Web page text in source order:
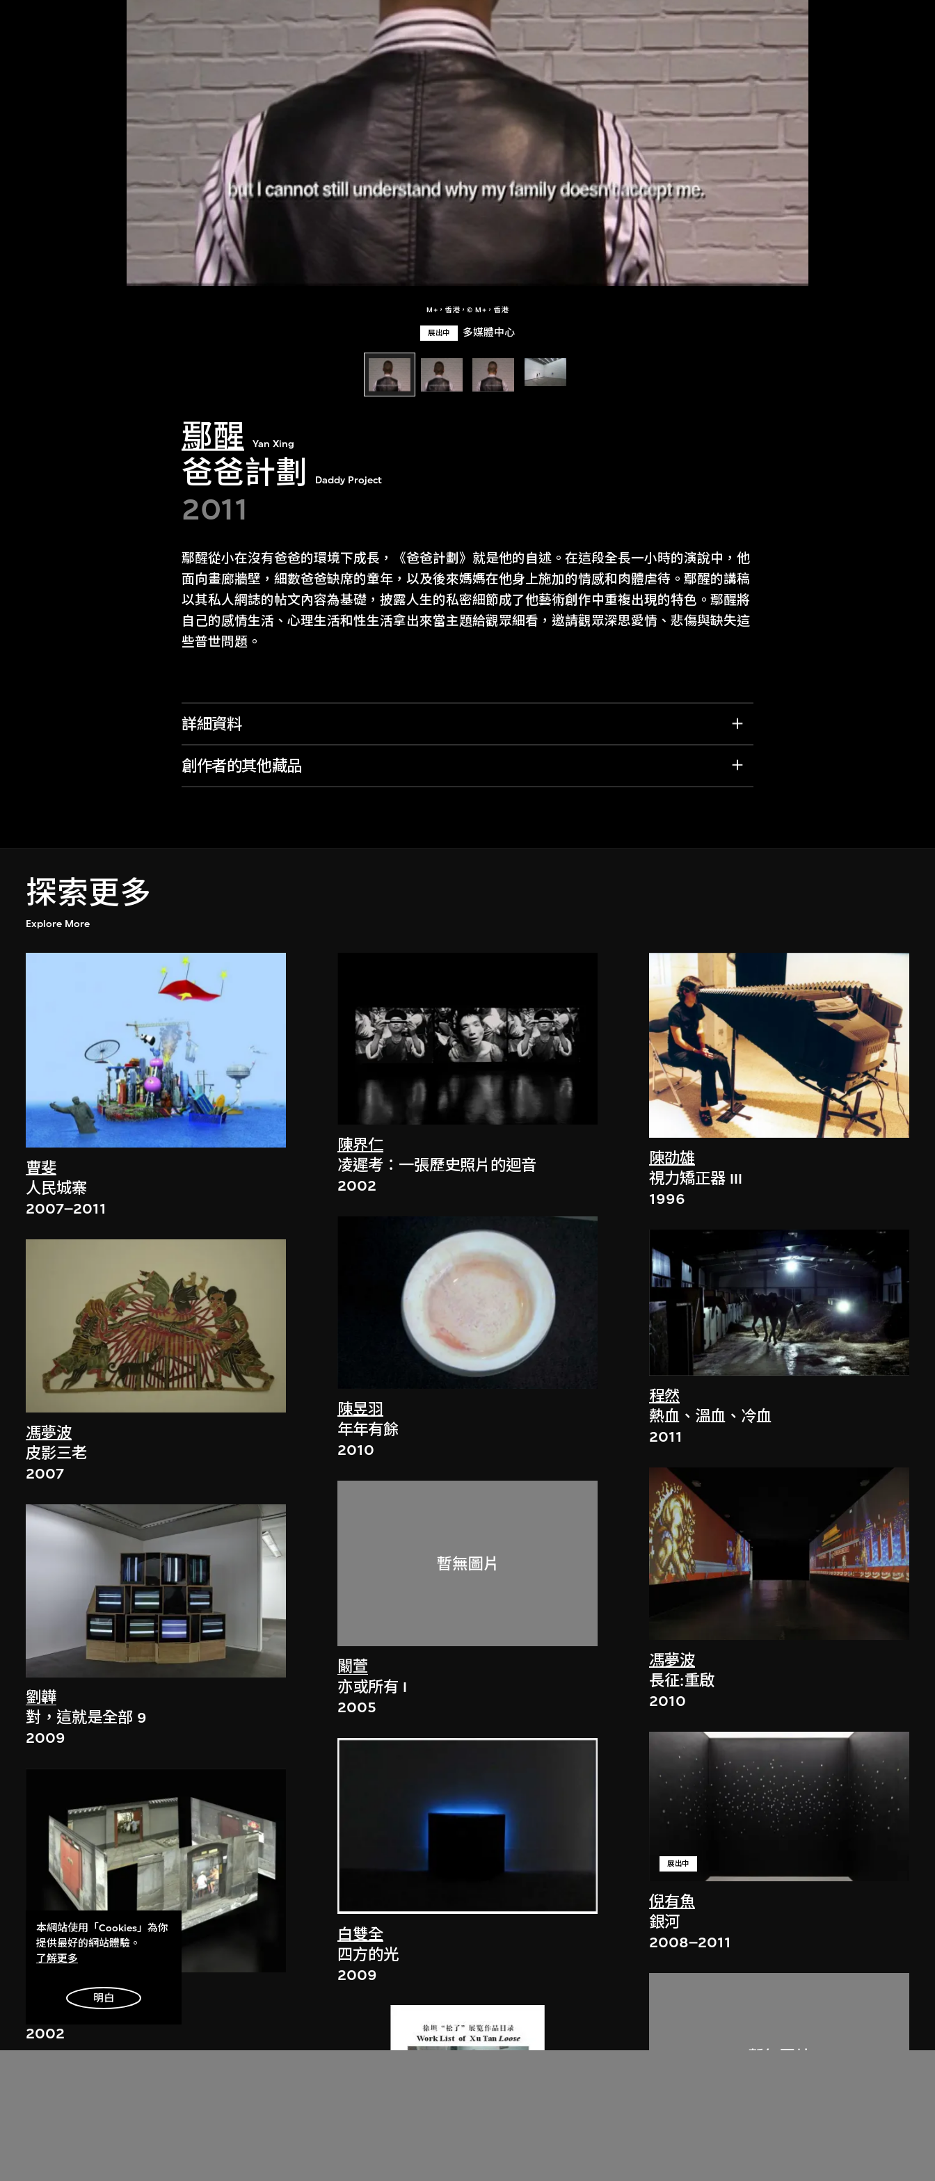
M+，香港，© M+，香港
展出中 多媒體中心
鄢醒 Yan Xing
爸爸計劃 Daddy Project
2011
鄢醒從小在沒有爸爸的環境下成長，《爸爸計劃》就是他的自述。在這段全長一小時的演說中，他
面向畫廊牆壁，細數爸爸缺席的童年，以及後來媽媽在他身上施加的情感和肉體虐待。鄢醒的講稿
以其私人網誌的帖文內容為基礎，披露人生的私密細節成了他藝術創作中重複出現的特色。鄢醒將
自己的感情生活、心理生活和性生活拿出來當主題給觀眾細看，邀請觀眾深思愛情、悲傷與缺失這
些普世問題。
詳細資料
創作者的其他藏品
探索更多
Explore More
曹斐
人民城寨
2007–2011
馮夢波
皮影三老
2007
劉韡
對，這就是全部 9
2009
王功新
2002
陳界仁
凌遲考：一張歷史照片的迴音
2002
陳昱羽
年年有餘
2010
闞萱
亦或所有 I
2005
白雙全
四方的光
2009
陳劭雄
視力矯正器 III
1996
程然
熱血、溫血、冷血
2011
馮夢波
長征:重啟
2010
倪有魚
展出中
銀河
2008–2011
本網站使用「Cookies」為你
提供最好的網站體驗。
了解更多
明白